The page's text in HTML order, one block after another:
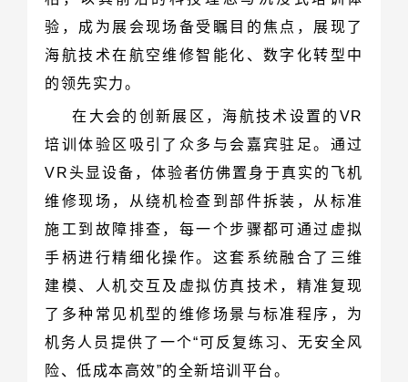
的领先实力。
险、低成本高效”的全新培训平台。